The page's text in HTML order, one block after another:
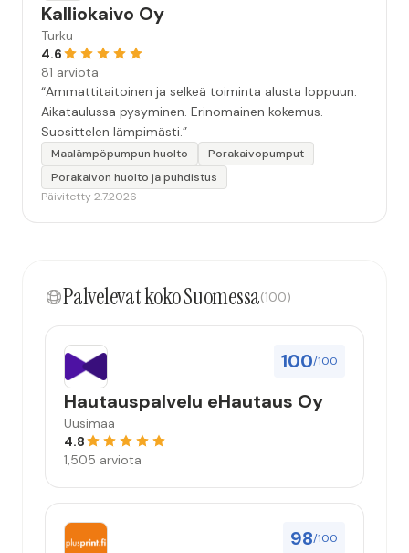
Kalliokaivo Oy
Turku
4.6
81 arviota
“Ammattitaitoinen ja selkeä toiminta alusta loppuun.
Aikataulussa pysyminen. Erinomainen kokemus.
Suosittelen lämpimästi.”
Maalämpöpumpun huolto
Porakaivopumput
Porakaivon huolto ja puhdistus
Päivitetty 2.7.2026
Palvelevat koko Suomessa(100)
100/100
Hautauspalvelu eHautaus Oy
Uusimaa
4.8
1,505 arviota
98/100